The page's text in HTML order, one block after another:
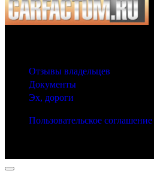
Отзывы владельцев
Документы
Эх, дороги
Пользовательское соглашение